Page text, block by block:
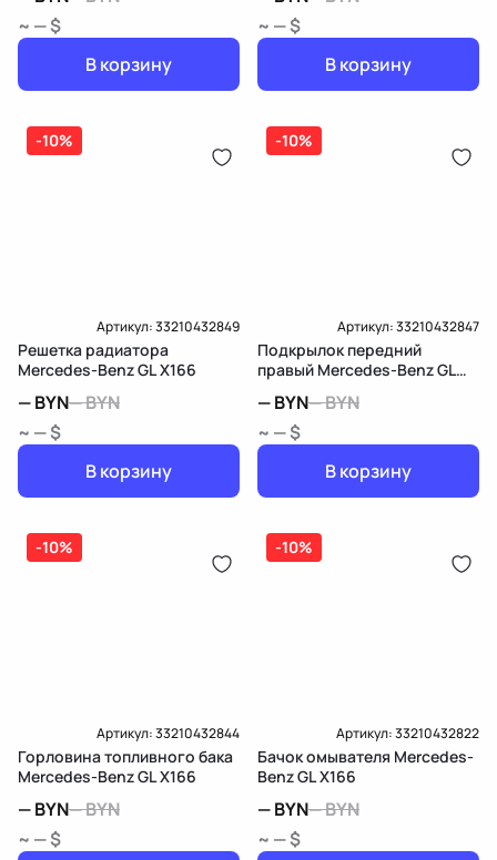
~ — $
В корзину
~ — $
В корзину
-10%
Артикул:33210432849
Решетка радиатора
Mercedes-Benz GL X166
—BYN—BYN
~ — $
В корзину
-10%
Артикул:33210432847
Подкрылок передний
правый Mercedes-Benz GL
—BYN—BYN
~ — $
В корзину
-10%
Артикул:33210432844
Горловина топливного бака
Mercedes-Benz GL X166
—BYN—BYN
~ — $
-10%
Артикул:33210432822
Бачок омывателя Mercedes-
Benz GL X166
—BYN—BYN
~ — $